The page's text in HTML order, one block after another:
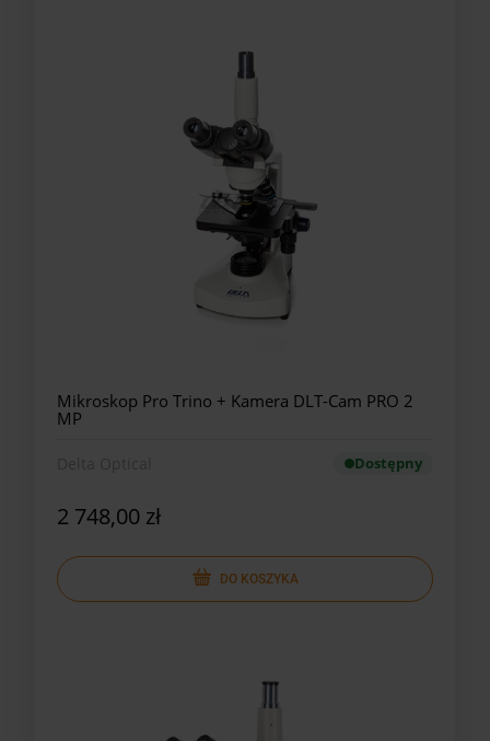
Mikroskop Pro Trino + Kamera DLT-Cam PRO 2
MP
Dostępny
2 748,00 zł
DO KOSZYKA